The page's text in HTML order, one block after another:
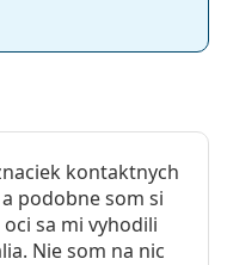
kontaktnych
podobne som si
sa mi vyhodili
Nie som na nic